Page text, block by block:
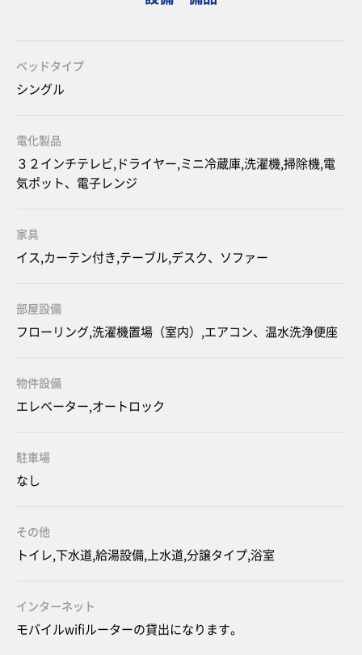
ベッドタイプ
シングル
電化製品
３２インチテレビ,ドライヤー,ミニ冷蔵庫,洗濯機,掃除機,電
気ポット、電子レンジ
家具
イス,カーテン付き,テーブル,デスク、ソファー
部屋設備
フローリング,洗濯機置場（室内）,エアコン、温水洗浄便座
物件設備
エレベーター,オートロック
駐車場
なし
その他
トイレ,下水道,給湯設備,上水道,分譲タイプ,浴室
インターネット
モバイルwifiルーターの貸出になります。